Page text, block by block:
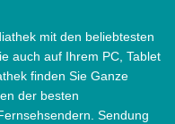
mit den beliebtesten
auch auf Ihrem PC, Tablet
finden Sie Ganze
der besten
Sendung